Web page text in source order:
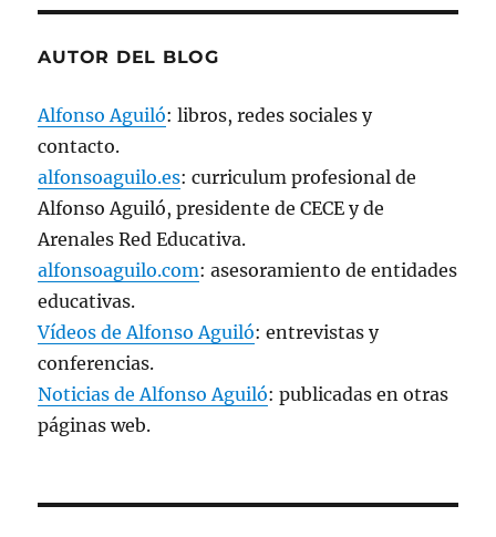
v
AUTOR DEL BLOG
Alfonso Aguiló: libros, redes sociales y
contacto.
alfonsoaguilo.es: curriculum profesional de
Alfonso Aguiló, presidente de CECE y de
Arenales Red Educativa.
alfonsoaguilo.com: asesoramiento de entidades
educativas.
Vídeos de Alfonso Aguiló: entrevistas y
conferencias.
Noticias de Alfonso Aguiló: publicadas en otras
páginas web.